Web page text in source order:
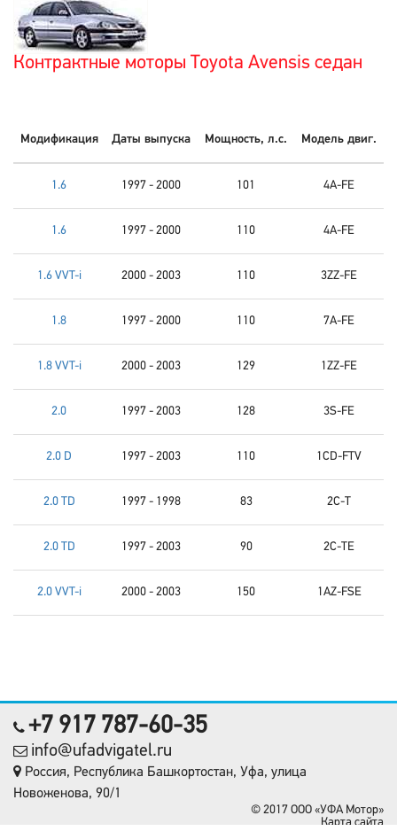
Контрактные моторы Toyota Avensis седан
Модификация Даты выпуска Мощность, л.с. Модель двиг.
1.6 1997 - 2000 101 4A-FE
1.6 1997 - 2000 110 4A-FE
1.6 VVT-i 2000 - 2003 110 3ZZ-FE
1.8 1997 - 2000 110 7A-FE
1.8 VVT-i 2000 - 2003 129 1ZZ-FE
2.0 1997 - 2003 128 3S-FE
2.0 D 1997 - 2003 110 1CD-FTV
2.0 TD 1997 - 1998 83 2C-T
2.0 TD 1997 - 2003 90 2C-TE
2.0 VVT-i 2000 - 2003 150 1AZ-FSE
+7 917 787-60-35
info@ufadvigatel.ru
Россия, Республика Башкортостан, Уфа, улица
Новоженова, 90/1
© 2017 OOO «УФА Мотор»
Карта сайта